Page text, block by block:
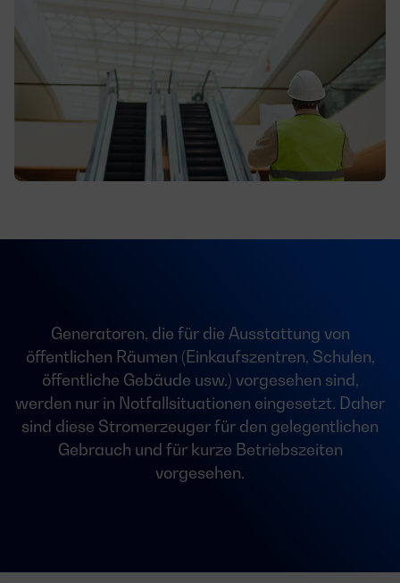
Generatoren, die für die Ausstattung von
öffentlichen Räumen (Einkaufszentren, Schulen,
öffentliche Gebäude usw.) vorgesehen sind,
werden nur in Notfallsituationen eingesetzt. Daher
sind diese Stromerzeuger für den gelegentlichen
Gebrauch und für kurze Betriebszeiten
vorgesehen.